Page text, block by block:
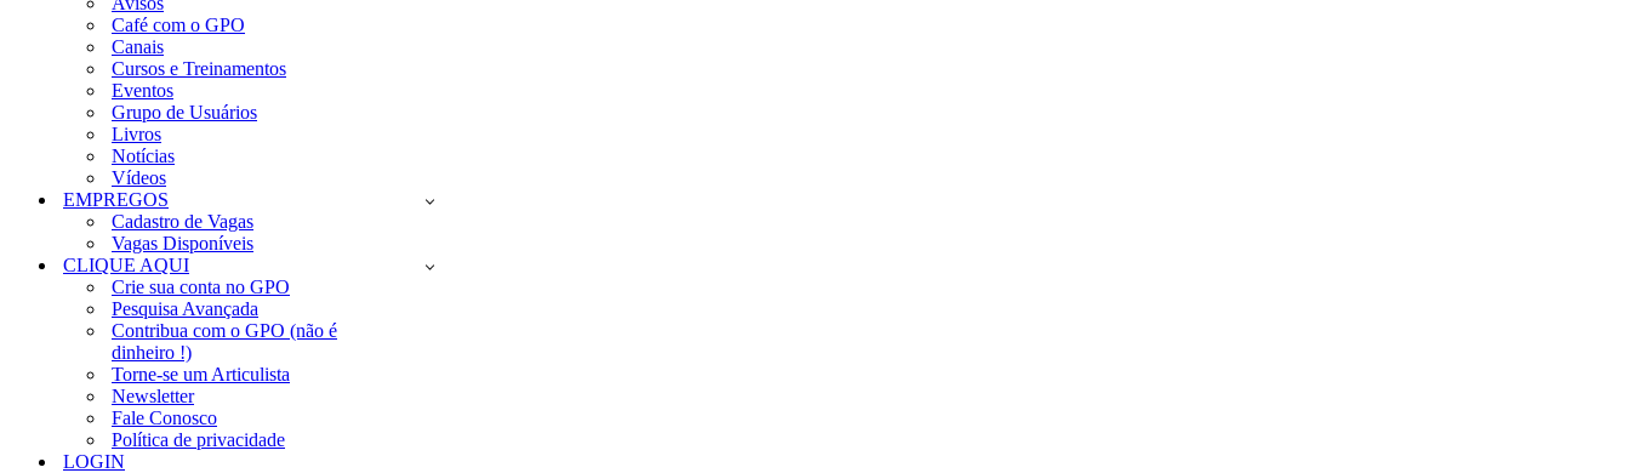
Café com o GPO
Canais
Cursos e Treinamentos
Eventos
Grupo de Usuários
Livros
Notícias
Vídeos
EMPREGOS
Cadastro de Vagas
Vagas Disponíveis
CLIQUE AQUI
Crie sua conta no GPO
Pesquisa Avançada
Contribua com o GPO (não é
dinheiro !)
Torne-se um Articulista
Newsletter
Fale Conosco
Política de privacidade
LOGIN